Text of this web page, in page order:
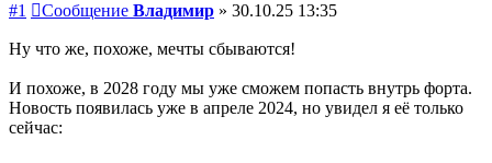
#1 Сообщение Владимир » 30.10.25 13:35
Ну что же, похоже, мечты сбываются!
И похоже, в 2028 году мы уже сможем попасть внутрь форта.
Новость появилась уже в апреле 2024, но увидел я её только
сейчас: